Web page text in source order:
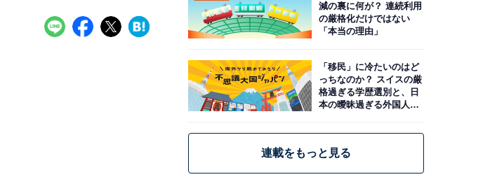
減の裏に何が？ 連続利用
の厳格化だけではない
「本当の理由」
「移民」に冷たいのはど
っちなのか？ スイスの厳
格過ぎる学歴選別と、日
本の曖昧過ぎる外国人政
連載をもっと見る